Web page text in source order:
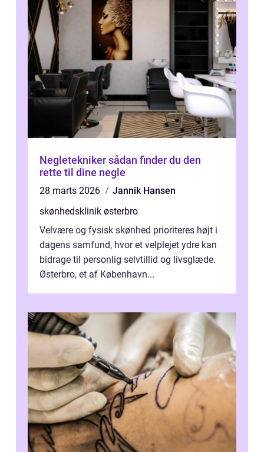
Negletekniker sådan finder du den
rette til dine negle
28 marts 2026
Jannik Hansen
skønhedsklinik østerbro
Velvære og fysisk skønhed prioriteres højt i
dagens samfund, hvor et velplejet ydre kan
bidrage til personlig selvtillid og livsglæde.
Østerbro, et af København...